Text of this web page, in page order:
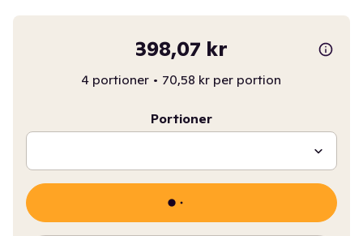
398,07 kr
4 portioner • 70,58 kr per portion
Portioner